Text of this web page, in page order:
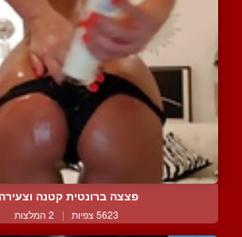
פצצה ברונטית קטנה
5623 צפיות | 2 המלצות